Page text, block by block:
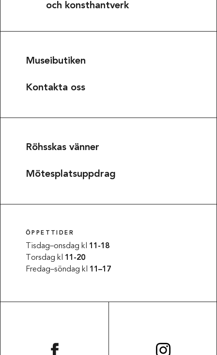
och konsthantverk
Museibutiken
Kontakta oss
Röhsskas vänner
Mötesplatsuppdrag
ÖPPETTIDER
Tisdag–onsdag kl 11-18
Torsdag kl 11-20
Fredag–söndag kl 11–17